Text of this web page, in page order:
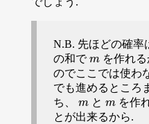
N.B. 先ほどの確率
の和でm
mを作れる
のでここでは使わ
でも進めるところ
ち、 m
mと m
m を作
とが出来るから.